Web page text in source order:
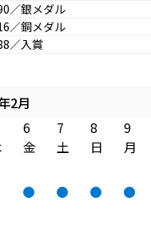
／銀メダル
／銅メダル
／入賞
2月
6 7 8 9
金 土 日 月